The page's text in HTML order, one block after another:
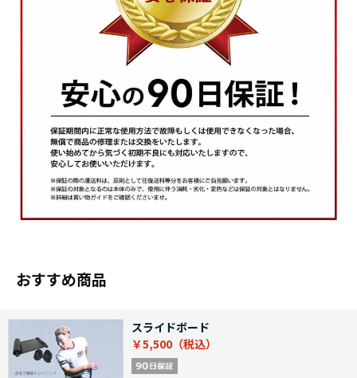
おすすめ商品
スライドボード
￥5,500